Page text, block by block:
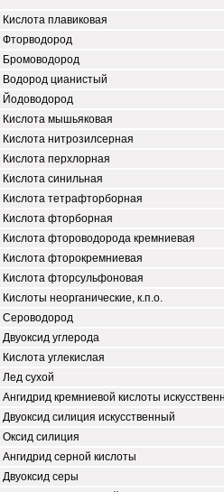
Кислота плавиковая
Фторводород
Бромоводород
Водород цианистый
Йодоводород
Кислота мышьяковая
Кислота нитрозилсерная
Кислота перхлорная
Кислота синильная
Кислота тетрафторборная
Кислота фторборная
Кислота фтороводорода кремниевая
Кислота фторокремниевая
Кислота фторсульфоновая
Кислоты неорганические, к.п.о.
Сероводород
Двуоксид углерода
Кислота углекислая
Лед сухой
Ангидрид кремниевой кислоты
Двуоксид силиция искусственный
Оксид силиция
Ангидрид серной кислоты
Двуоксид серы